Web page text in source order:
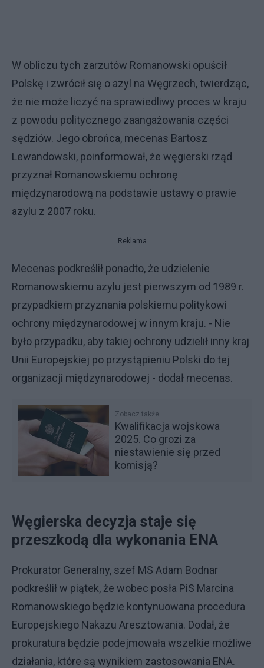
W obliczu tych zarzutów Romanowski opuścił
Polskę i zwrócił się o azyl na Węgrzech, twierdząc,
że nie może liczyć na sprawiedliwy proces w kraju
z powodu politycznego zaangażowania części
sędziów. Jego obrońca, mecenas Bartosz
Lewandowski, poinformował, że węgierski rząd
przyznał Romanowskiemu ochronę
międzynarodową na podstawie ustawy o prawie
azylu z 2007 roku.
Reklama
Mecenas podkreślił ponadto, że udzielenie
Romanowskiemu azylu jest pierwszym od 1989 r.
przypadkiem przyznania polskiemu politykowi
ochrony międzynarodowej w innym kraju. - Nie
było przypadku, aby takiej ochrony udzielił inny kraj
Unii Europejskiej po przystąpieniu Polski do tej
organizacji międzynarodowej - dodał mecenas.
Zobacz także
Kwalifikacja wojskowa
2025. Co grozi za
niestawienie się przed
komisją?
Węgierska decyzja staje się
przeszkodą dla wykonania ENA
Prokurator Generalny, szef MS Adam Bodnar
podkreślił w piątek, że wobec posła PiS Marcina
Romanowskiego będzie kontynuowana procedura
Europejskiego Nakazu Aresztowania. Dodał, że
prokuratura będzie podejmowała wszelkie możliwe
działania, które są wynikiem zastosowania ENA.